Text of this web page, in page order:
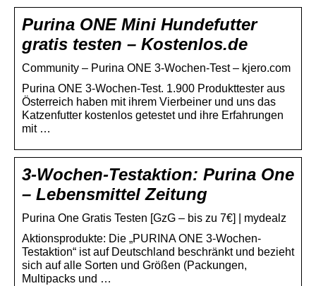
Purina ONE Mini Hundefutter
gratis testen – Kostenlos.de
Community – Purina ONE 3-Wochen-Test – kjero.com
Purina ONE 3-Wochen-Test. 1.900 Produkttester aus
Österreich haben mit ihrem Vierbeiner und uns das
Katzenfutter kostenlos getestet und ihre Erfahrungen
mit …
3-Wochen-Testaktion: Purina One
– Lebensmittel Zeitung
Purina One Gratis Testen [GzG – bis zu 7€] | mydealz
Aktionsprodukte: Die „PURINA ONE 3-Wochen-
Testaktion“ ist auf Deutschland beschränkt und bezieht
sich auf alle Sorten und Größen (Packungen,
Multipacks und …